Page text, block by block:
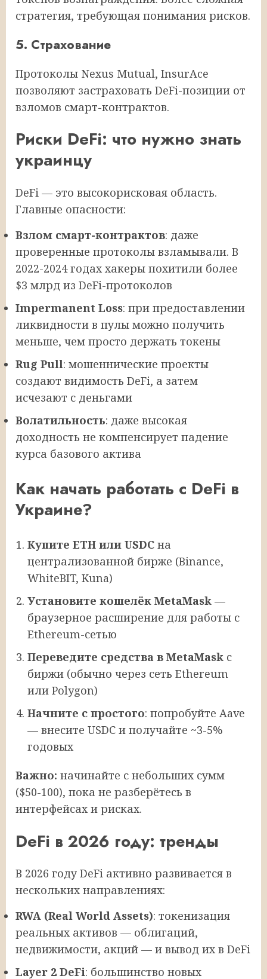
стратегия, требующая понимания рисков.
5. Страхование
Протоколы Nexus Mutual, InsurAce
позволяют застраховать DeFi-позиции от
взломов смарт-контрактов.
Риски DeFi: что нужно знать
украинцу
DeFi — это высокорисковая область.
Главные опасности:
Взлом смарт-контрактов: даже
проверенные протоколы взламывали. В
2022-2024 годах хакеры похитили более
$3 млрд из DeFi-протоколов
Impermanent Loss: при предоставлении
ликвидности в пулы можно получить
меньше, чем просто держать токены
Rug Pull: мошеннические проекты
создают видимость DeFi, а затем
исчезают с деньгами
Волатильность: даже высокая
доходность не компенсирует падение
курса базового актива
Как начать работать с DeFi в
Украине?
Купите ETH или USDC на
централизованной бирже (Binance,
WhiteBIT, Kuna)
Установите кошелёк MetaMask —
браузерное расширение для работы с
Ethereum-сетью
Переведите средства в MetaMask с
биржи (обычно через сеть Ethereum
или Polygon)
Начните с простого: попробуйте Aave
— внесите USDC и получайте ~3-5%
годовых
Важно: начинайте с небольших сумм
($50-100), пока не разберётесь в
интерфейсах и рисках.
DeFi в 2026 году: тренды
В 2026 году DeFi активно развивается в
нескольких направлениях:
RWA (Real World Assets): токенизация
реальных активов — облигаций,
недвижимости, акций — и вывод их в DeFi
Layer 2 DeFi: большинство новых